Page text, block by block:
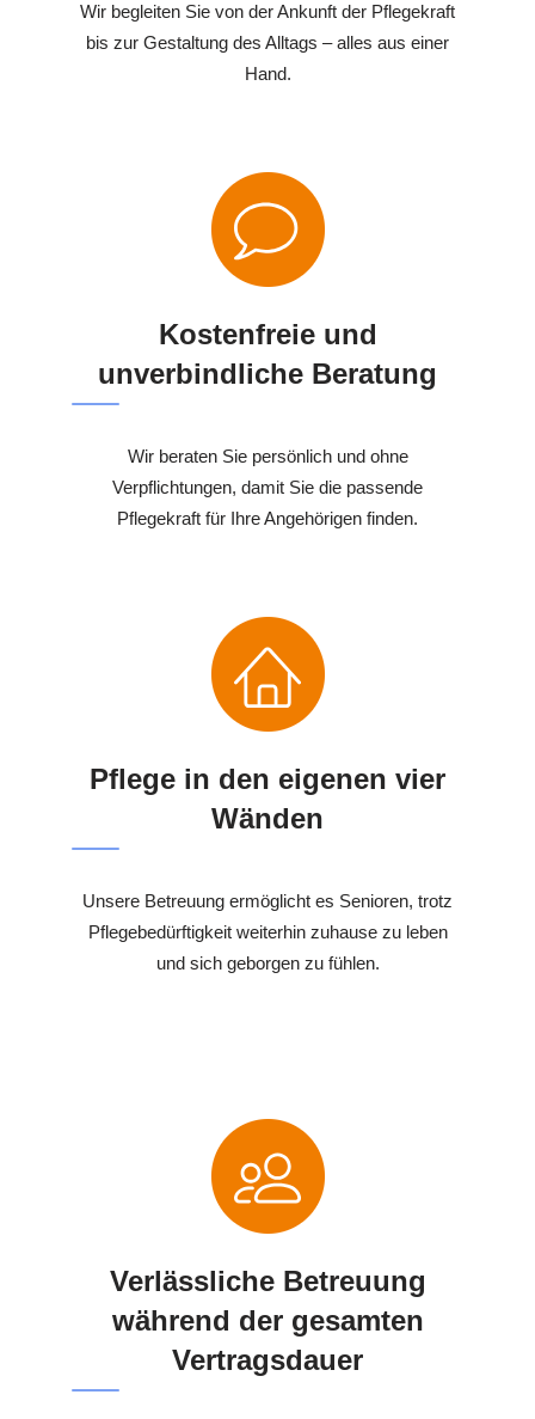
Wir begleiten Sie von der Ankunft der Pflegekraft
bis zur Gestaltung des Alltags – alles aus einer
Hand.
Kostenfreie und
unverbindliche Beratung
Wir beraten Sie persönlich und ohne
Verpflichtungen, damit Sie die passende
Pflegekraft für Ihre Angehörigen finden.
Pflege in den eigenen vier
Wänden
Unsere Betreuung ermöglicht es Senioren, trotz
Pflegebedürftigkeit weiterhin zuhause zu leben
und sich geborgen zu fühlen.
Verlässliche Betreuung
während der gesamten
Vertragsdauer